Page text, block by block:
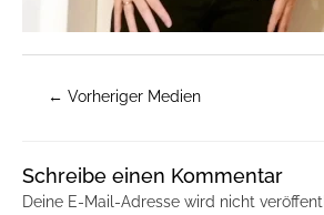
← Vorheriger Medien
Schreibe einen Kommentar
Deine E-Mail-Adresse wird nicht